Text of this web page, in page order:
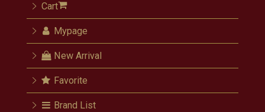
Cart
Mypage
New Arrival
Favorite
Brand List